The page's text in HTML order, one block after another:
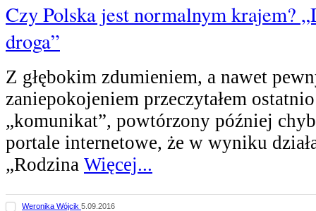
Czy Polska jest normalnym krajem?
droga”
Z głębokim zdumieniem, a nawet
zaniepokojeniem przeczytałem
„komunikat”, powtórzony później
portale internetowe, że w wyniku
„Rodzina Więcej...
Weronika Wójcik 5.09.2016